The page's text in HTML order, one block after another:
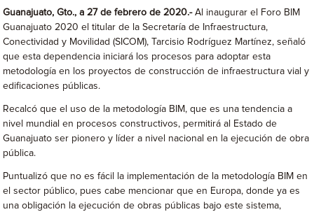
Guanajuato, Gto., a 27 de febrero de 2020.-Al inaugurar el Foro BIM
Guanajuato 2020 el titular de la Secretaría de Infraestructura,
Conectividad y Movilidad (SICOM), Tarcisio Rodríguez Martínez, señaló
que esta dependencia iniciará los procesos para adoptar esta
metodología en los proyectos de construcción de infraestructura vial y
edificaciones públicas.
Recalcó que el uso de la metodología BIM, que es una tendencia a
nivel mundial en procesos constructivos, permitirá al Estado de
Guanajuato ser pionero y líder a nivel nacional en la ejecución de obra
pública.
Puntualizó que no es fácil la implementación de la metodología BIM en
el sector público, pues cabe mencionar que en Europa, donde ya es
una obligación la ejecución de obras públicas bajo este sistema,